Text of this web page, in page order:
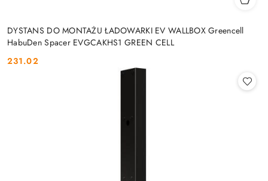
DYSTANS DO MONTAŻU ŁADOWARKI EV WALLBOX Greencell
HabuDen Spacer EVGCAKHS1 GREEN CELL
Cena:
231.02